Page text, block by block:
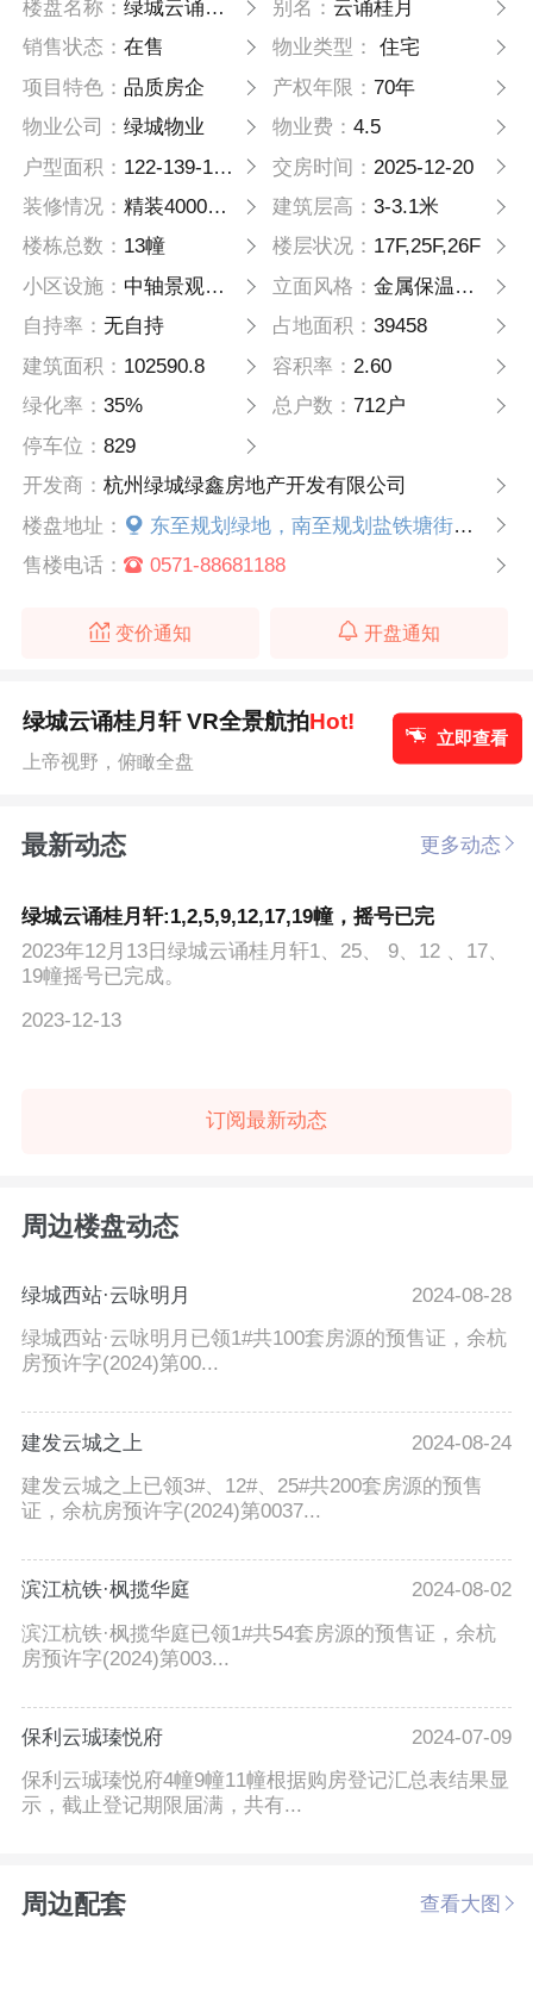
楼盘名称：绿城云诵桂月轩 别名： 云诵桂月
销售状态：在售 物业类型：
住宅
项目特色：品质房企 产权年限： 70年
物业公司：绿城物业 物业费： 4.5
户型面积： 122-139-170方 交房时间： 2025-12-20
装修情况：精装4000元/平米 建筑层高： 3-3.1米
楼栋总数： 13幢 楼层状况： 17F,25F,26F
小区设施： 中轴景观配户外泳池 立面风格： 金属保温一体板、low-e玻璃
自持率：无自持 占地面积： 39458
建筑面积： 102590.8 容积率： 2.60
绿化率：35% 总户数： 712户
停车位：829
开发商：杭州绿城绿鑫房地产开发有限公司
楼盘地址：
东至规划绿地，南至规划盐铁塘街，西 至景腾北路，北至规划道路
售楼电话：
0571-88681188
变价通知 开盘通知
绿城云诵桂月轩 VR全景航拍Hot!
上帝视野，俯瞰全盘
立即查看
最新动态 更多动态
绿城云诵桂月轩:1,2,5,9,12,17,19幢，摇号已完
2023年12月13日绿城云诵桂月轩1、25、 9、12 、17、
19幢摇号已完成。
2023-12-13
订阅最新动态
周边楼盘动态
绿城西站·云咏明月
2024-08-28
绿城西站·云咏明月已领1#共100套房源的预售证，余杭
房预许字(2024)第00...
建发云城之上
2024-08-24
建发云城之上已领3#、12#、25#共200套房源的预售
证，余杭房预许字(2024)第0037...
滨江杭铁·枫揽华庭
2024-08-02
滨江杭铁·枫揽华庭已领1#共54套房源的预售证，余杭
房预许字(2024)第003...
保利云珹瑧悦府
2024-07-09
保利云珹瑧悦府4幢9幢11幢根据购房登记汇总表结果显
示，截止登记期限届满，共有...
周边配套 查看大图